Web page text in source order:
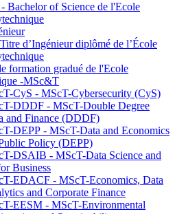
Bachelor of Science de l'Ecole
d’Ingénieur diplômé de l’École
formation gradué de l'Ecole
-MSc&T
CyS - MScT-Cybersecurity (CyS)
DDDF - MScT-Double Degree
and Finance (DDDF)
DEPP - MScT-Data and Economics
Policy (DEPP)
DSAIB - MScT-Data Science and
Business
EDACF - MScT-Economics, Data
and Corporate Finance
EESM - MScT-Environmental